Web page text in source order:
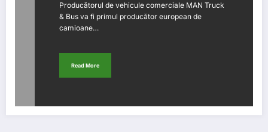
Producătorul de vehicule comerciale MAN Truck
& Bus va fi primul producător european de
camioane…
Read More